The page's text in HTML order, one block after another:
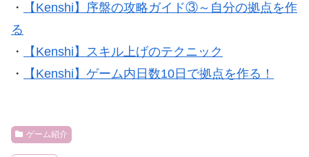
・
【Kenshi】序盤の攻略ガイド③～自分の拠点を作
る
・
【Kenshi】スキル上げのテクニック
・
【Kenshi】ゲーム内日数10日で拠点を作る！
ゲーム紹介